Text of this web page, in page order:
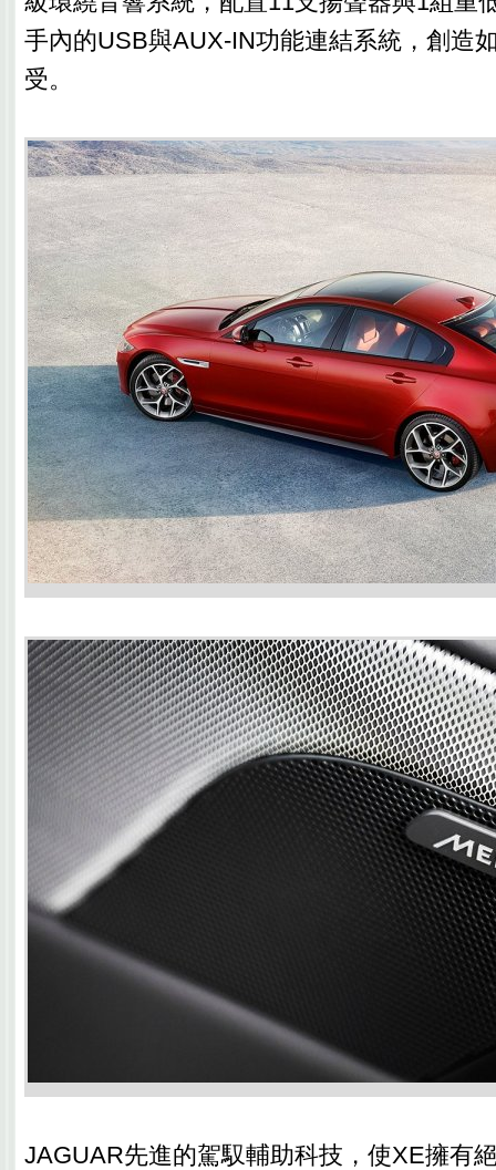
手內的USB與AUX-IN功能連結系統，創造
受。
JAGUAR先進的駕馭輔助科技，使XE擁有